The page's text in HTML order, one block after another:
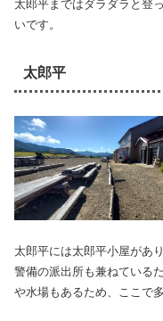
太郎平まではダラダラと登
いです。
太郎平
太郎平には太郎平小屋があ
警備の派出所も兼ねている
や水場もあるため、ここで